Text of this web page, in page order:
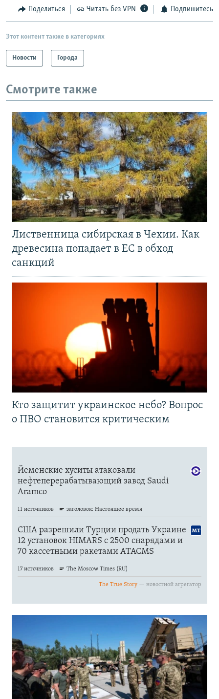
Поделиться Читать без VPN Подпишитесь
Этот контент также в категориях
Новости Города
Смотрите также
Лиственница сибирская в Чехии. Как
древесина попадает в ЕС в обход
санкций
Кто защитит украинское небо? Вопрос
о ПВО становится критическим